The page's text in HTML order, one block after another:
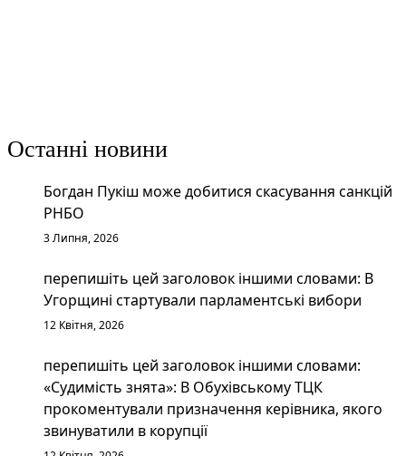
Останні новини
Богдан Пукіш може добитися скасування санкцій
РНБО
3 Липня, 2026
перепишіть цей заголовок іншими словами: В
Угорщині стартували парламентські вибори
12 Квітня, 2026
перепишіть цей заголовок іншими словами:
«Судимість знята»: В Обухівському ТЦК
прокоментували призначення керівника, якого
звинуватили в корупції